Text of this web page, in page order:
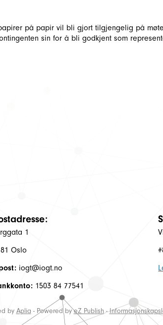
på papir vil bli gjort tilgjengelig på
sin for å bli godkjent som
1
Oslo
iogt@iogt.no
1503 84 77541
by Aplia - Powered byeZ Publish-